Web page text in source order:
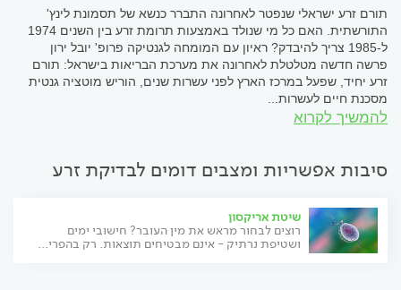
תורם זרע ישראלי שנפטר לאחרונה התברר כנשא של תסמונת לינץ'
התורשתית. האם כל מי שנולד באמצעות תרומת זרע בין השנים 1974
ל-1985 צריך להיבדק? ראיון עם המומחה לגנטיקה פרופ' יובל ירון
פרשה חדשה מטלטלת לאחרונה את מערכת הבריאות בישראל: תורם
זרע יחיד, שפעל במרכז הארץ לפני עשרות שנים, הוריש מוטציה גנטית
מסכנת חיים לעשרות...
להמשיך לקרוא
סיבות אפשריות ומצבים דומים לבדיקת זרע
שיטת אריקסון
רוצים לבחור מראש את מין העובר? חישובי ימים
ושטיפת נרתיק - אינם מבטיחים תוצאות. רק בהפרי...